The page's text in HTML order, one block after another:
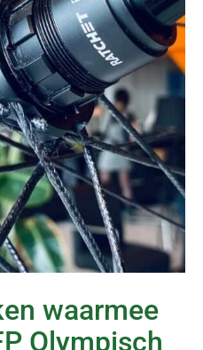
waarmee
Olympisch